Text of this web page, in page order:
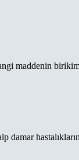
maddenin
damar